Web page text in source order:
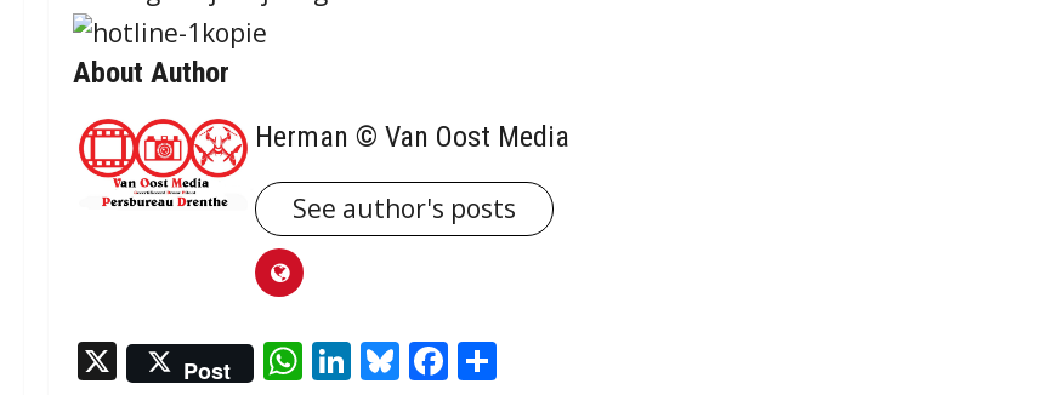
About Author
Herman © Van Oost Media
See author's posts
X Post WhatsApp
LinkedIn
Bluesky
Facebook